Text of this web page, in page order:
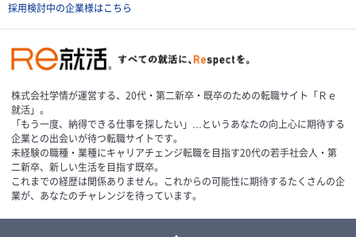
採用検討中の企業様はこちら
株式会社学情が運営する、20代・第二新卒・既卒のための転職サイト「Ｒｅ
就活」。
「もう一度、納得できる仕事を探したい」…というあなたの向上心に期待する
企業との出会いが待つ転職サイトです。
未経験の職種・業種にキャリアチェンジ転職を目指す20代の若手社会人・第
二新卒、新しい生活を目指す既卒。
これまでの経歴は関係ありません。これからの可能性に期待するたくさんの企
業が、あなたのチャレンジを待っています。